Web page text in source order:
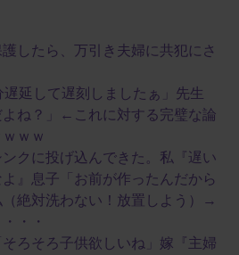
護したら、万引き夫婦に共犯にさ
延して遅刻しましたぁ」先生
よね？」←これに対する完璧な論
ｗｗ
クに投げ込んできた。私『遅い
』息子「お前が作ったんだから
（絶対洗わない！放置しよう）→
・・
ろそろ子供欲しいね」嫁『主婦